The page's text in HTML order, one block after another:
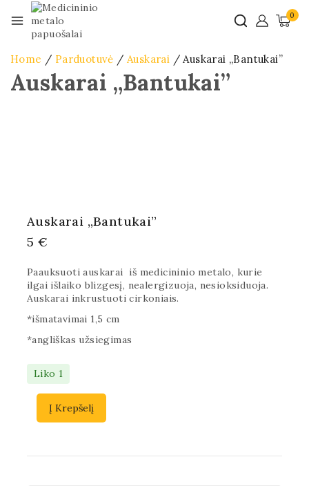
0
Home / Parduotuvė / Auskarai / Auskarai „Bantukai”
Auskarai „Bantukai”
Auskarai „Bantukai”
5 €
Paauksuoti auskarai iš medicininio metalo, kurie
ilgai išlaiko blizgesį, nealergizuoja, nesioksiduoja.
Auskarai inkrustuoti cirkoniais.
*išmatavimai 1,5 cm
*angliškas užsiegimas
Liko 1
Į Krepšelį